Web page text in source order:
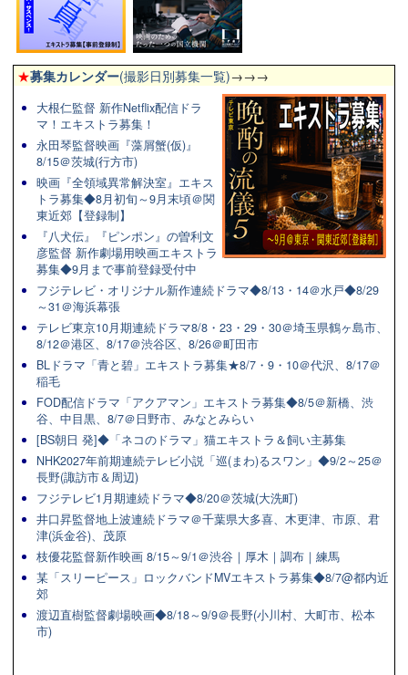
★募集カレンダー(撮影日別募集一覧)→→→
大根仁監督 新作Netflix配信ドラ
マ！エキストラ募集！
永田琴監督映画『藻屑蟹(仮)』
8/15＠茨城(行方市)
映画『全領域異常解決室』エキス
トラ募集◆8月初旬～9月末頃＠関
東近郊【登録制】
『八犬伝』『ピンポン』の曽利文
彦監督 新作劇場用映画エキストラ
募集◆9月まで事前登録受付中
フジテレビ・オリジナル新作連続ドラマ◆8/13・14＠水戸◆8/29
～31＠海浜幕張
テレビ東京10月期連続ドラマ8/8・23・29・30＠埼玉県鶴ヶ島市、
8/12＠港区、8/17＠渋谷区、8/26＠町田市
BLドラマ「青と碧」エキストラ募集★8/7・9・10＠代沢、8/17＠
稲毛
FOD配信ドラマ「アクアマン」エキストラ募集◆8/5＠新橋、渋
谷、中目黒、8/7＠日野市、みなとみらい
[BS朝日 発]◆「ネコのドラマ」猫エキストラ＆飼い主募集
NHK2027年前期連続テレビ小説「巡(まわ)るスワン」◆9/2～25＠
長野(諏訪市＆周辺)
フジテレビ1月期連続ドラマ◆8/20＠茨城(大洗町)
井口昇監督地上波連続ドラマ＠千葉県大多喜、木更津、市原、君
津(浜金谷)、茂原
枝優花監督新作映画 8/15～9/1＠渋谷｜厚木｜調布｜練馬
某「スリーピース」ロックバンドMVエキストラ募集◆8/7@都内近
郊
渡辺直樹監督劇場映画◆8/18～9/9＠長野(小川村、大町市、松本
市)